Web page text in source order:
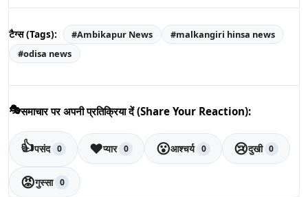
टैग्स (Tags): #Ambikapur News #malkangiri hinsa news
#odisa news
🎭समाचार पर अपनी प्रतिक्रिया दें (Share Your Reaction):
👍पसंद 0 ❤️प्यार 0 😮आश्चर्य 0 😢दुखी 0
😡गुस्सा 0